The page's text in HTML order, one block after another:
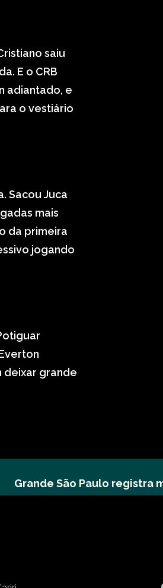
saiu
E o CRB
adiantado, e
o vestiário
Sacou Juca
mais
da primeira
jogando
deixar grande
Grande São Paulo registra